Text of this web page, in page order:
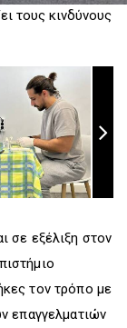
τους κινδύνους
σε εξέλιξη στον
τον τρόπο με
επαγγελματιών